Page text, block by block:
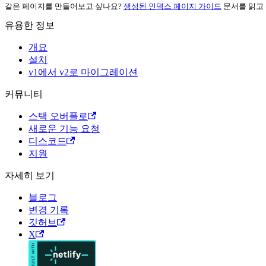
같은 페이지를 만들어보고 싶나요? 생성된 인덱스 페이지 가이드 문서를 읽고
유용한 정보
개요
설치
v1에서 v2로 마이그레이션
커뮤니티
스택 오버플로
새로운 기능 요청
디스코드
지원
자세히 보기
블로그
변경 기록
깃허브
X